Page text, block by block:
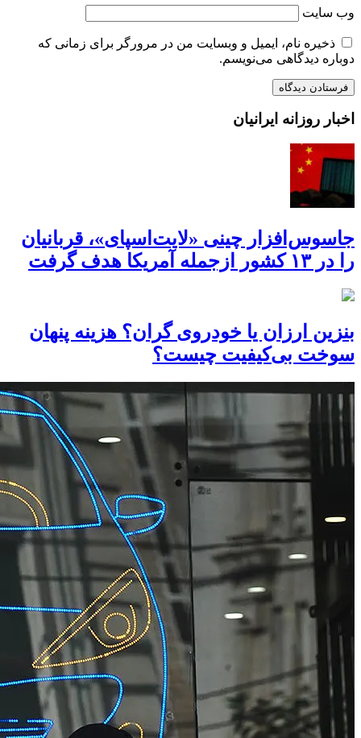
وب‌ سایت
ذخیره نام، ایمیل و وبسایت من در مرورگر برای زمانی که
دوباره دیدگاهی می‌نویسم.
اخبار روزانه ایرانیان
جاسوس‌افزار چینی «لایت‌اسپای»، قربانیان
را در ۱۳ کشور ازجمله آمریکا هدف گرفت
بنزین ارزان یا خودروی گران؟ هزینه پنهان
سوخت بی‌کیفیت چیست؟